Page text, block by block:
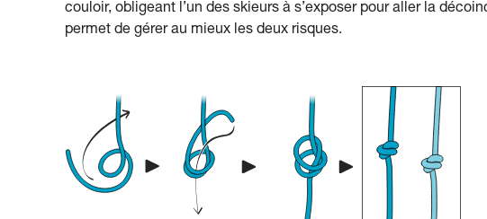
couloir, obligeant l’un des skieurs à s’exposer pour aller la
permet de gérer au mieux les deux risques.